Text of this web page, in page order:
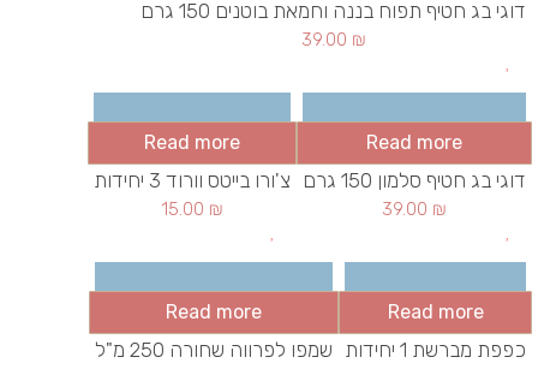
דוגי בג חטיף תפוח בננה וחמאת בוטנים 150 גרם
39.00 ₪
Read more
דוגי בג חטיף סלמון 150 גרם
39.00 ₪
Read more
צ'ורו בייטס וורוד 3 יחידות
15.00 ₪
Read more
כפפת מברשת 1 יחידות
Read more
שמפו לפרווה שחורה 250 מ"ל